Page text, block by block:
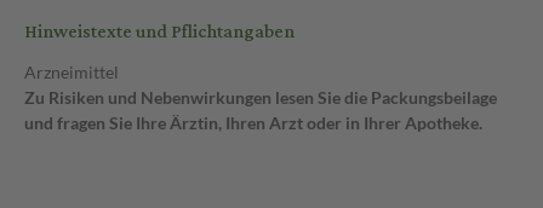
Hinweistexte und Pflichtangaben
Arzneimittel
Zu Risiken und Nebenwirkungen lesen Sie die Packungsbeilage
und fragen Sie Ihre Ärztin, Ihren Arzt oder in Ihrer Apotheke.